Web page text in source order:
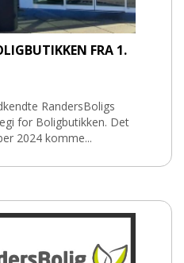
FRA 1.
RandersBoligs
for Boligbutikken. Det
2024 komme...